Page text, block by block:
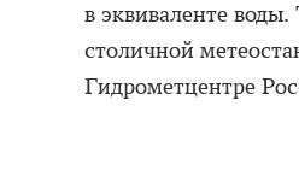
в эквиваленте
столичной
Гидрометцентре